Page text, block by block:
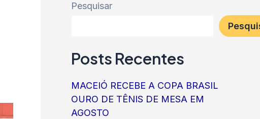
Pesquisar
Posts Recentes
MACEIÓ RECEBE A COPA BRASIL
OURO DE TÊNIS DE MESA EM
AGOSTO